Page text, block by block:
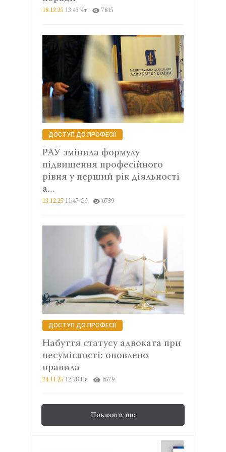
18.12.25 13:43 Чт 7815
ДОСТУП ДО ПРОФЕСІЇ
РАУ змінила формулу
підвищення професійного
рівня у перший рік діяльності
а...
13.12.25 11:47 Сб 6739
ДОСТУП ДО ПРОФЕСІЇ
Набуття статусу адвоката при
несумісності: оновлено
правила
24.11.25 12:58 Пн 6579
Показати ще